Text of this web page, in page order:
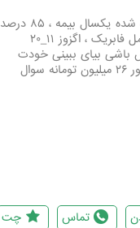
باسلام موتور سی دی آی ژاپن مدل ۸۱ ، مدارک کامل آماده انتقال، بدون کارت سوخت بیمه تازه شده یکسال بیمه ، ۸۵ درصد
فابریک ، کمک عقب ،دوشاخ عقب، قاب زنجیر،کیلومتر ، زین ،پیچ ها همه فابریک ، جلوبندی کامل فابریک ، اگزوز ۱۱_۲۰
باشی بیای ببینی خودت
میفهمی چون پول لازمم والا نمیفروختم تخفیف جزئی پای معامله توجه داشته باشید قیمت موتور ۲۶ میلیون تومانه سوال
چت تماس